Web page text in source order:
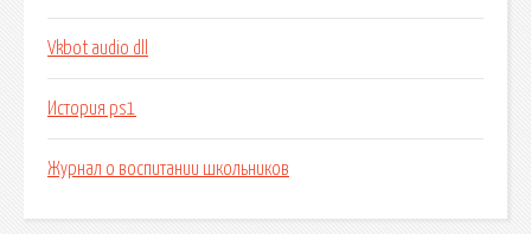
Vkbot audio dll
История ps1
Журнал о воспитании школьников